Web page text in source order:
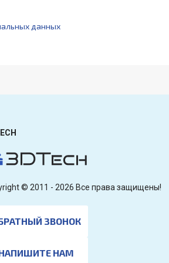
данных
© 2011 - 2026 Все права защищены!
ЗВОНОК
НАМ